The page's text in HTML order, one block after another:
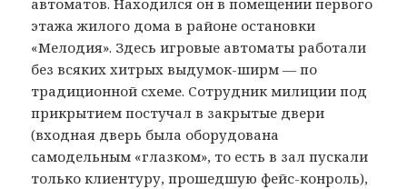
этажа жилого дома в районе остановки
«Мелодия». Здесь игровые автоматы работали
без всяких хитрых выдумок-ширм — по
традиционной схеме. Сотрудник милиции под
прикрытием постучал в закрытые двери
(входная дверь была оборудована
самодельным «глазком», то есть в зал пускали
только клиентуру, прошедшую фейс-конроль),